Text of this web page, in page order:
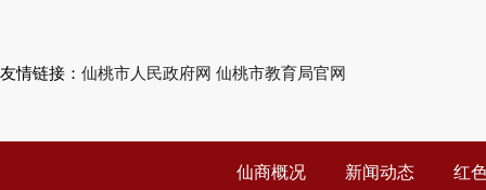
友情链接： 仙桃市人民政府网 仙桃市教育局官网
仙商概况 新闻动态 红